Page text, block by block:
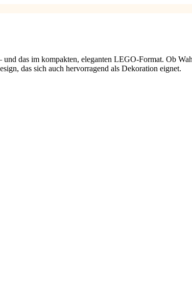
das im kompakten, eleganten LEGO-Format. Ob
das sich auch hervorragend als Dekoration eignet.